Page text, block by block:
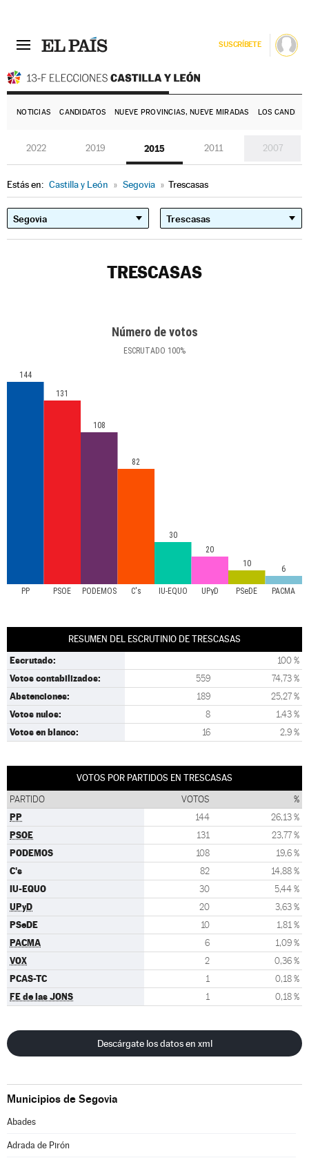
SUSCRÍBETE
NOTICIAS CANDIDATOS NUEVE PROVINCIAS, NUEVE MIRADAS LOS
2022 2019 2015 2011 2007
Estás en: Castilla y León » Segovia » Trescasas
TRESCASAS
Número de votos
ESCRUTADO 100%
PP PSOE PODEMOS C's IU-EQUO UPyD PSeDE PACMA
144
131
108
82
30
20
10
6
RESUMEN DEL ESCRUTINIO DE TRESCASAS
Escrutado: 100 %
Votos contabilizados: 559 74,73 %
Abstenciones: 189 25,27 %
Votos nulos: 8 1,43 %
Votos en blanco: 16 2,9 %
VOTOS POR PARTIDOS EN TRESCASAS
PARTIDO VOTOS %
PP 144 26,13 %
PSOE 131 23,77 %
PODEMOS 108 19,6 %
C's 82 14,88 %
IU-EQUO 30 5,44 %
UPyD 20 3,63 %
PSeDE 10 1,81 %
PACMA 6 1,09 %
VOX 2 0,36 %
PCAS-TC 1 0,18 %
FE de las JONS 1 0,18 %
Descárgate los datos en xml
Municipios de Segovia
Abades
Adrada de Pirón